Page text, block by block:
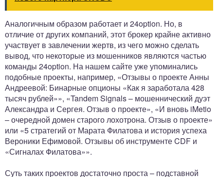
Аналогичным образом работает и 24option. Но, в
отличие от других компаний, этот брокер крайне активно
участвует в завлечении жертв, из чего можно сделать
вывод, что некоторые из мошенников являются частью
команды 24option. На нашем сайте уже упоминались
подобные проекты, например, «Отзывы о проекте Анны
Андреевой: Бинарные опционы «Как я заработала 428
тысяч рублей»», «Tandem Signals – мошеннический дуэт
Александра и Сергея. Отзыв о проекте», «И вновь iMetio
– очередной домен старого лохотрона. Отзыв о проекте»
или «5 стратегий от Марата Филатова и история успеха
Вероники Ефимовой. Отзывы об инструменте CDF и
«Сигналах Филатова»».
Суть таких проектов достаточно проста – подставной